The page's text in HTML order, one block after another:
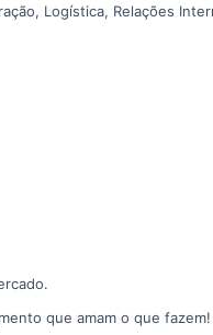
Logística, Relações
que amam o que fazem!